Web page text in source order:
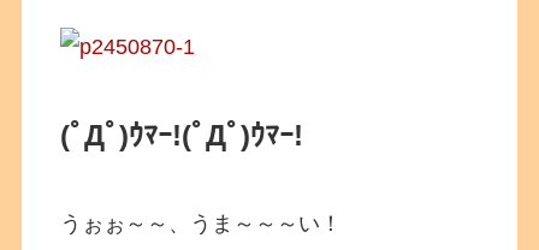
(ﾟДﾟ)ｳﾏｰ!(ﾟДﾟ)ｳﾏｰ!
うぉぉ～～、うま～～～い！